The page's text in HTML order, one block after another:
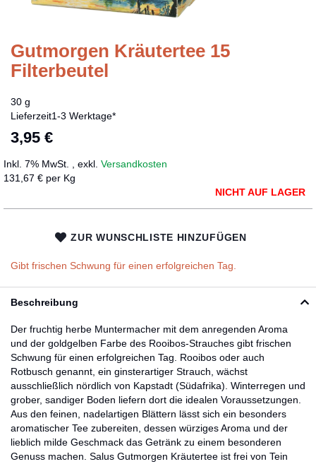
Gutmorgen Kräutertee 15
Filterbeutel
30 g
Lieferzeit1-3 Werktage*
3,95 €
Inkl. 7% MwSt. exkl. Versandkosten
131,67 € per Kg
NICHT AUF LAGER
ZUR WUNSCHLISTE HINZUFÜGEN
Gibt frischen Schwung für einen erfolgreichen Tag.
Zum
Anfang
der
springen
Beschreibung
Der fruchtig herbe Muntermacher mit dem anregenden Aroma
und der goldgelben Farbe des Rooibos-Strauches gibt frischen
Schwung für einen erfolgreichen Tag. Rooibos oder auch
Rotbusch genannt, ein ginsterartiger Strauch, wächst
ausschließlich nördlich von Kapstadt (Südafrika). Winterregen und
grober, sandiger Boden liefern dort die idealen Voraussetzungen.
Aus den feinen, nadelartigen Blättern lässt sich ein besonders
aromatischer Tee zubereiten, dessen würziges Aroma und der
lieblich milde Geschmack das Getränk zu einem besonderen
Genuss machen. Salus Gutmorgen Kräutertee ist frei von Tein